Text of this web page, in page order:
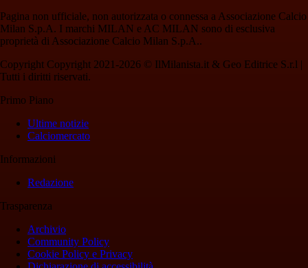
Pagina non ufficiale, non autorizzata o connessa a Associazione Calcio
Milan S.p.A. I marchi MILAN e AC MILAN sono di esclusiva
proprietà di Associazione Calcio Milan S.p.A..
Copyright Copyright 2021-2026 © IlMilanista.it & Geo Editrice S.r.l |
Tutti i diritti riservati.
Primo Piano
Ultime notizie
Calciomercato
Informazioni
Redazione
Trasparenza
Archivio
Community Policy
Cookie Policy e Privacy